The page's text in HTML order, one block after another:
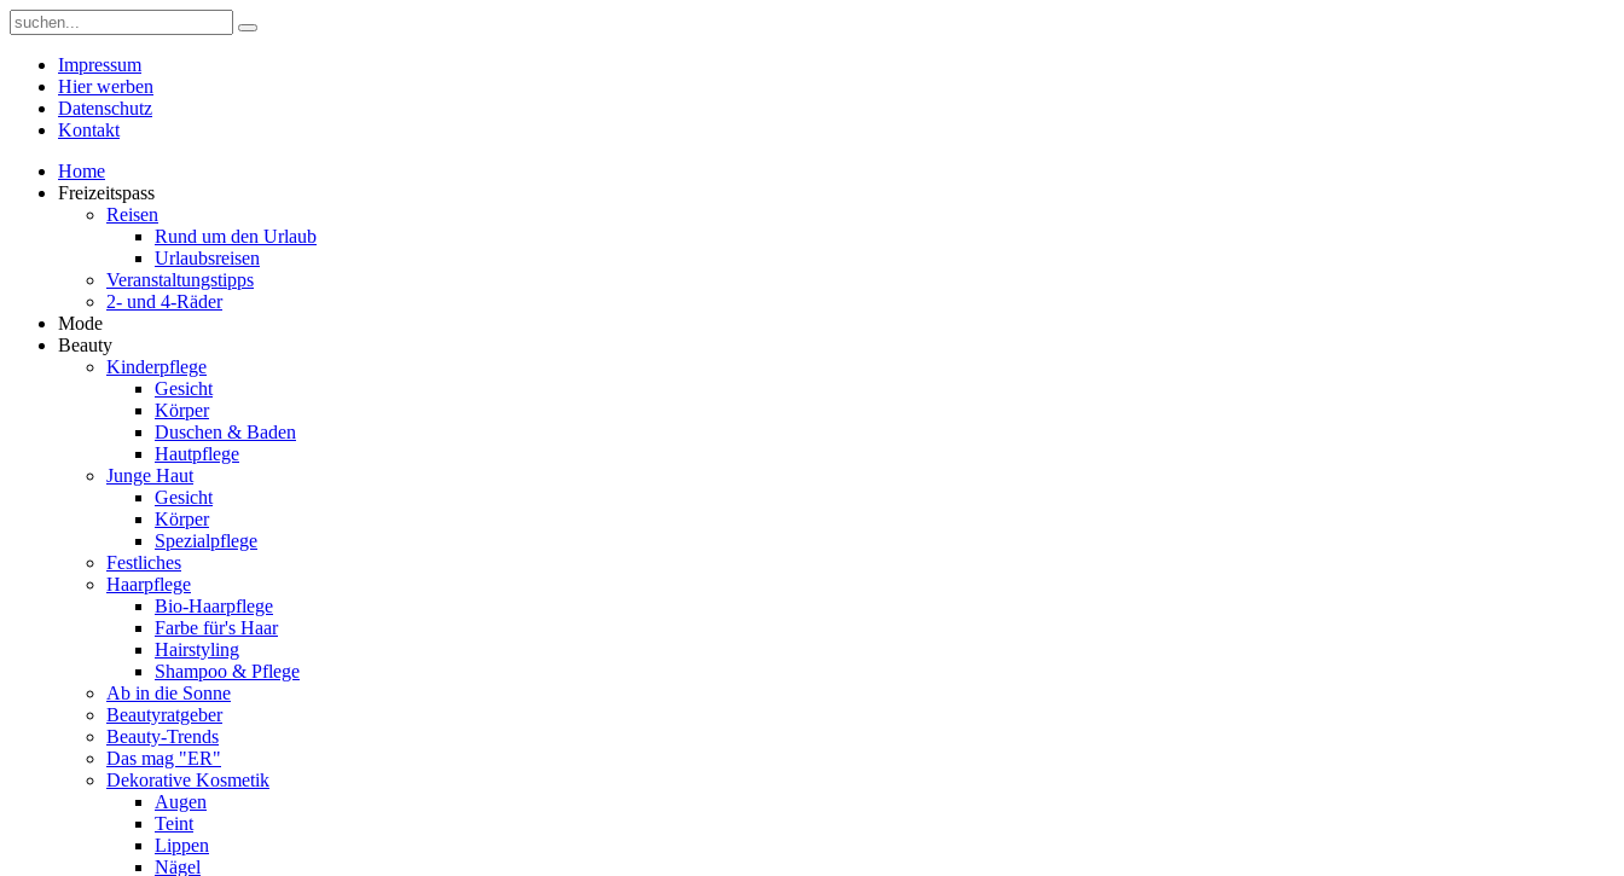
Impressum
Hier werben
Datenschutz
Kontakt
Home
Freizeitspass
Reisen
Rund um den Urlaub
Urlaubsreisen
Veranstaltungstipps
2- und 4-Räder
Mode
Beauty
Kinderpflege
Gesicht
Körper
Duschen & Baden
Hautpflege
Junge Haut
Gesicht
Körper
Spezialpflege
Festliches
Haarpflege
Bio-Haarpflege
Farbe für's Haar
Hairstyling
Shampoo & Pflege
Ab in die Sonne
Beautyratgeber
Beauty-Trends
Das mag "ER"
Dekorative Kosmetik
Augen
Teint
Lippen
Nägel